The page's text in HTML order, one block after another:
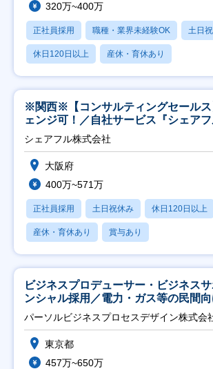
320万~400万
正社員採用 職種・業界未経験OK 土日
休日120日以上 産休・育休あり
※関西※【コンサルティングセールス
ェンジ可！／自社サービス『シェア
シェアフル株式会社
大阪府
400万~571万
正社員採用 土日祝休み 休日120日以上
産休・育休あり 賞与あり
ビジネスプロデューサー・ビジネス
ンシャル採用／電力・ガス等の民間
ト推進】
パーソルビジネスプロセスデザイン株式会
東京都
457万~650万